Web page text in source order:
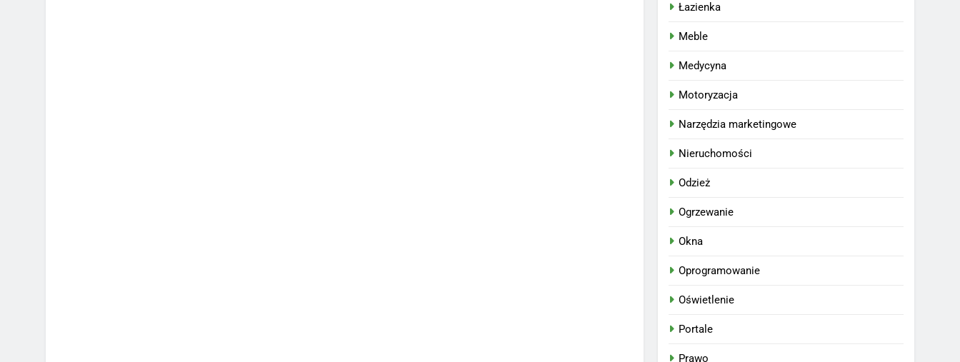
Łazienka
Meble
Medycyna
Motoryzacja
Narzędzia marketingowe
Nieruchomości
Odzież
Ogrzewanie
Okna
Oprogramowanie
Oświetlenie
Portale
Prawo